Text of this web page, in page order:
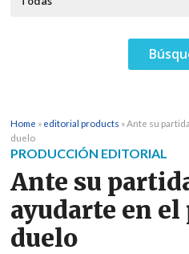
Home » editorial products »Ante su
duelo
PRODUCCIÓN EDITORIAL
Ante su
ayudarte en el
duelo